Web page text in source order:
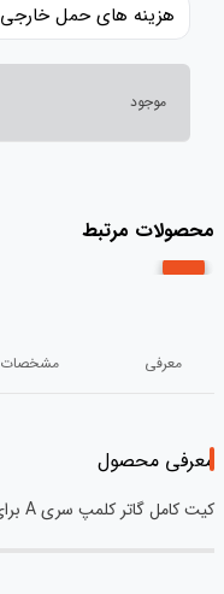
موجود
محصولات مرتبط
معرفی مشخصات
معرفی محصول
کیت کامل گاتر کلمپ سری A برای نگهداری و تثبیت لوله گاتر در هد چاپ.